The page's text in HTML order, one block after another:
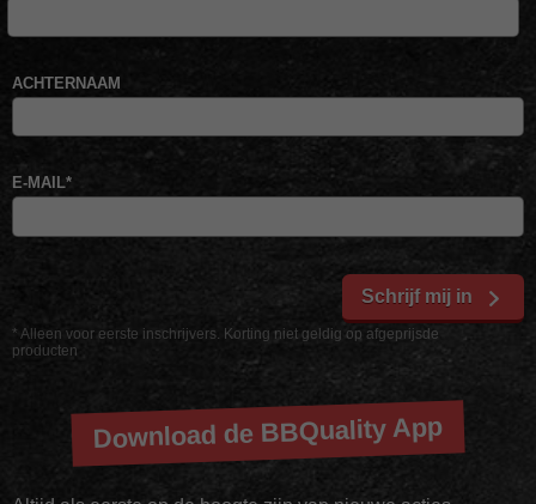
* Alleen voor eerste inschrijvers. Korting niet geldig op afgeprijsde
producten
ACHTERNAAM
E-MAIL*
Schrijf mij in
Download de BBQuality App